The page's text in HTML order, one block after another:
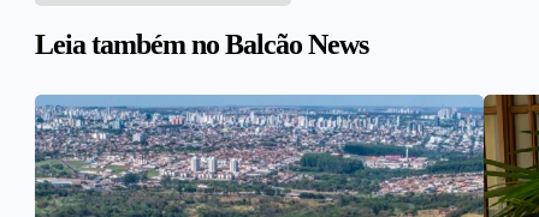
Leia também no Balcão News